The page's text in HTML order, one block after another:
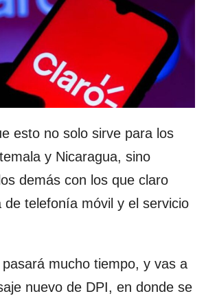
esto no solo sirve para los
y Nicaragua, sino
demás con los que claro
de telefonía móvil y el servicio
mucho tiempo, y vas a
nuevo de DPI, en donde se